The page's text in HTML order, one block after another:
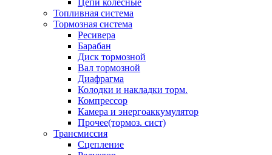
Цепи колесные
Топливная система
Тормозная система
Ресивера
Барабан
Диск тормозной
Вал тормозной
Диафрагма
Колодки и накладки торм.
Компрессор
Камера и энергоаккумулятор
Прочее(тормоз. сист)
Трансмиссия
Сцепление